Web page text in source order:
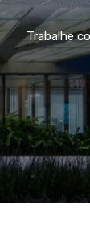
ImóveisTrabalhe